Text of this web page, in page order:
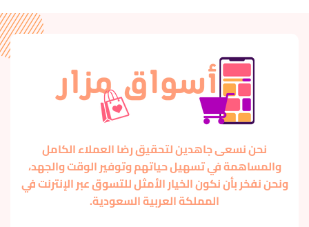
نحن نسعى جاهدين لتحقيق رضا العملاء الكامل
والمساهمة في تسهيل حياتهم وتوفير الوقت والجهد،
ونحن نفخر بأن نكون الخيار الأمثل للتسوق عبر الإنترنت في
المملكة العربية السعودية.